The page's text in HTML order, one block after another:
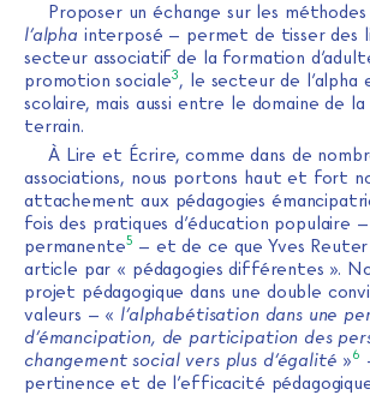
Proposer un échange sur les
l’alpha interposé – permet de tisser des
secteur associatif de la formation
promotion sociale3, le secteur de l’alpha
scolaire, mais aussi entre le domaine de
terrain.
À Lire et Écrire, comme dans de
associations, nous portons haut et fort
attachement aux pédagogies
fois des pratiques d’éducation populaire
permanente5 – et de ce que Yves Reuter
article par « pédagogies différentes ».
projet pédagogique dans une double
valeurs – « l’alphabétisation dans une
d’émancipation, de participation des
changement social vers plus d’égalité »6
pertinence et de l’efficacité